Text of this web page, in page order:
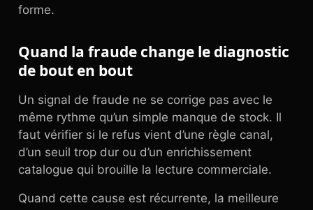
forme.
Quand la fraude change le diagnostic
de bout en bout
Un signal de fraude ne se corrige pas avec le
même rythme qu’un simple manque de stock. Il
faut vérifier si le refus vient d’une règle canal,
d’un seuil trop dur ou d’un enrichissement
catalogue qui brouille la lecture commerciale.
Quand cette cause est récurrente, la meilleure